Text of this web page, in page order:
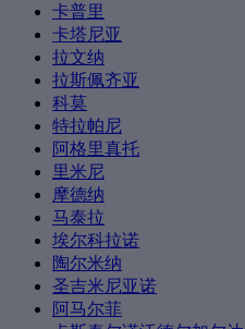
卡普里
卡塔尼亚
拉文纳
拉斯佩齐亚
科莫
特拉帕尼
阿格里真托
里米尼
摩德纳
马泰拉
埃尔科拉诺
陶尔米纳
圣吉米尼亚诺
阿马尔菲